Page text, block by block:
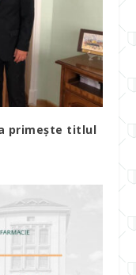
primește titlul